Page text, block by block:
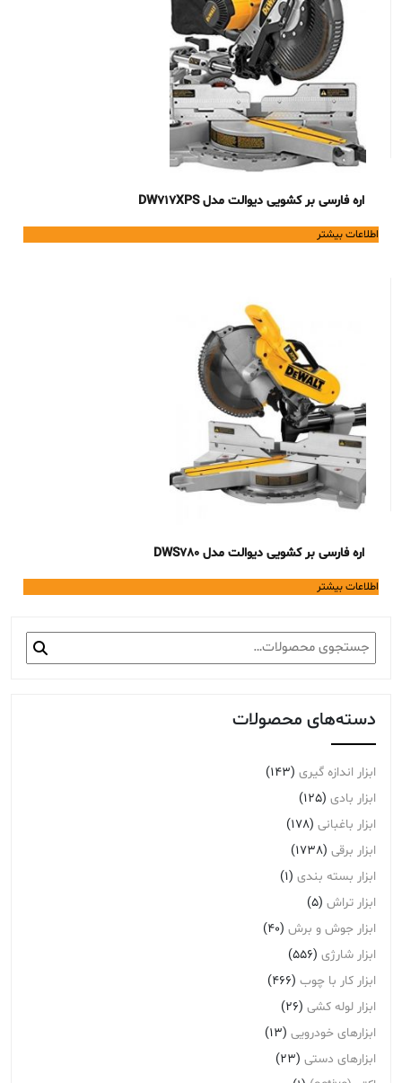
اره فارسی بر کشویی دیوالت مدل DW717XPS
اطلاعات بیشتر
اره فارسی بر کشویی دیوالت مدل DWS780
اطلاعات بیشتر
جستجو
برای:
دسته‌های محصولات
ابزار اندازه گیری (143)
ابزار بادی (125)
ابزار باغبانی (178)
ابزار برقی (1738)
ابزار بسته بندی (1)
ابزار تراش (5)
ابزار جوش و برش (40)
ابزار شارژی (556)
ابزار کار با چوب (466)
ابزار لوله کشی (26)
ابزارهای خودرویی (13)
ابزارهای دستی (23)